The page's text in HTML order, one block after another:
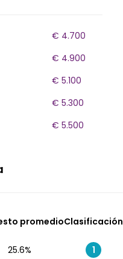
€ 4.700
€ 4.900
€ 5.100
€ 5.300
€ 5.500
promedioClasificación
25.6% 1